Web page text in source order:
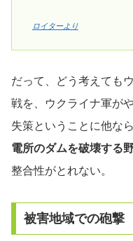
ロイターより
だって、どう考えても
戦を、ウクライナ軍が
失策ということに他な
電所のダムを破壊する
整合性がとれない。
被害地域での砲撃